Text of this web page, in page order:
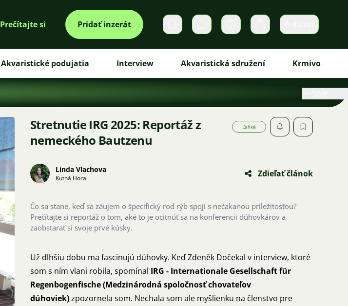
Prečítajte si Pridať inzerát Súkromné správy Košík
Akvaristické podujatia Interview Akvaristická sdružení Krmivo
Stretnutie IRG 2025: Reportáž z
nemeckého Bautzenu
Ľahké
Linda Vlachova
Kutná Hora Zdieľať článok
Čo sa stane, keď sa záujem o špecifický rod rýb spojí s nečakanou príležitosťou?
Prečítajte si reportáž o tom, aké to je ocitnúť sa na konferencii dúhovkárov a
zaobstarať si svoje prvé kúsky.
Už dlhšiu dobu ma fascinujú dúhovky. Keď Zdeněk Dočekal v interview, ktoré
som s ním vlani robila, spomínal IRG - Internationale Gesellschaft für
Regenbogenfische (Medzinárodná spoločnosť chovateľov
dúhoviek)zpozornela som. Nechala som ale myšlienku na členstvo pre